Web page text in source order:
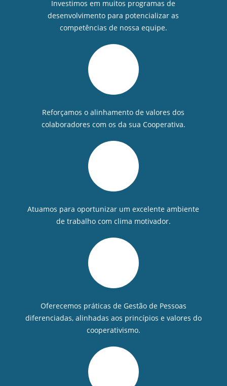
Investimos em muitos programas de
desenvolvimento para potencializar as
competências de nossa equipe.
Reforçamos o alinhamento de valores dos
colaboradores com os da sua Cooperativa.
Atuamos para oportunizar um excelente ambiente
de trabalho com clima motivador.
Oferecemos práticas de Gestão de Pessoas
diferenciadas, alinhadas aos princípios e valores do
cooperativismo.